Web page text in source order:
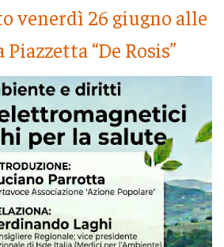
venerdì 26 giugno alle
“De Rosis”